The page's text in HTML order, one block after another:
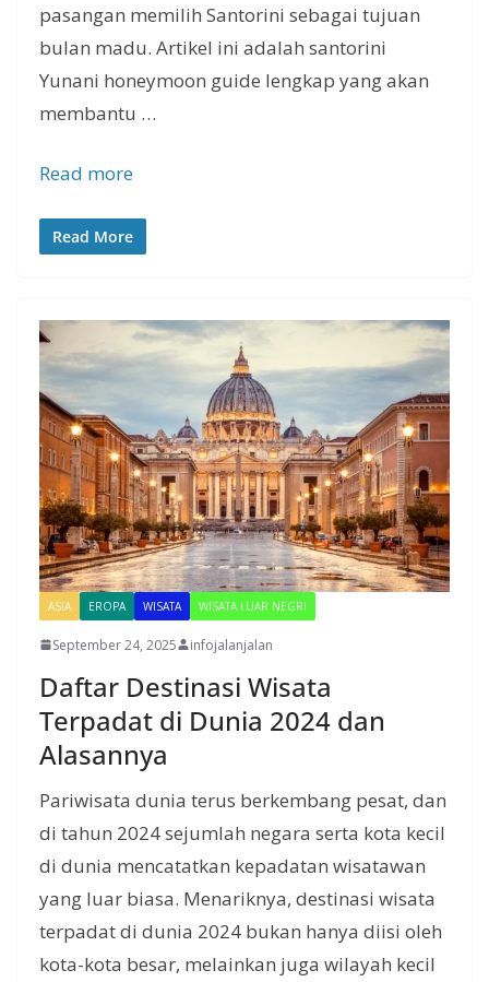
pasangan memilih Santorini sebagai tujuan
bulan madu. Artikel ini adalah santorini
Yunani honeymoon guide lengkap yang akan
membantu …
Read more
Read More
ASIA EROPA WISATA WISATA LUAR NEGRI
September 24, 2025 infojalanjalan
Daftar Destinasi Wisata
Terpadat di Dunia 2024 dan
Alasannya
Pariwisata dunia terus berkembang pesat, dan
di tahun 2024 sejumlah negara serta kota kecil
di dunia mencatatkan kepadatan wisatawan
yang luar biasa. Menariknya, destinasi wisata
terpadat di dunia 2024 bukan hanya diisi oleh
kota-kota besar, melainkan juga wilayah kecil